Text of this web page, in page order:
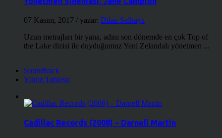
07 Kasım, 2017 / yazar: Dilan Salkaya
Uzun metrajları bir yana, adını son dönemde en çok Top of
the Lake dizisi ile duyduğumuz Yeni Zelandalı yönetmen ...
Soundtrack
Yıldız Tablosu
Cadillac Records (2008) – Darnell Martin